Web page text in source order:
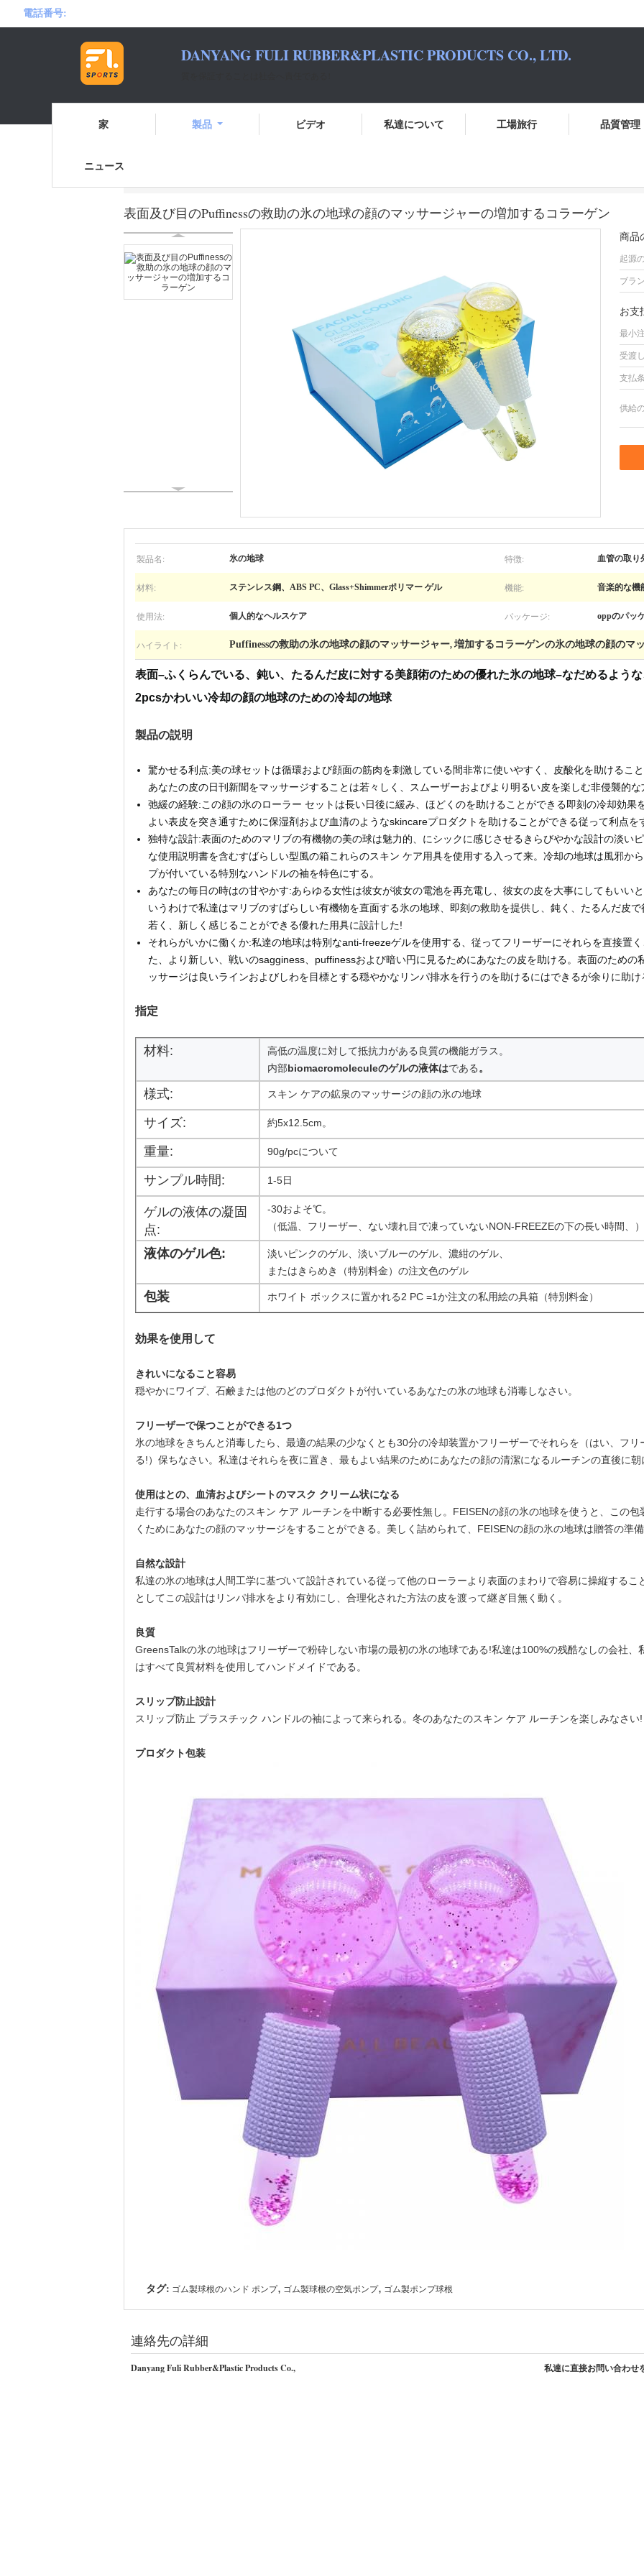
電話番号:
DANYANG FULI RUBBER&PLASTIC PRODUCTS CO., LTD.
家 製品 ビデオ 私達について 工場旅行 品質管理
ニュース
表面及び目のPuffinessの救助の氷の地球の顔のマッサージャーの増加するコラーゲン
商品
起源
ブラ
お支
最小
受渡
支払
供給
製品名: 氷の地球 特徴: 血管の取り
材料: ステンレス鋼、ABS PC、Glass+Shimmerポリマー ゲル 機能: 音楽的な機
使用法: 個人的なヘルスケア パッケージ: oppのパッ
ハイライト: Puffinessの救助の氷の地球の顔のマッサージャー, 増加するコラーゲンの氷の地球の顔のマ
表面–ふくらんでいる、鈍い、たるんだ皮に対する美顔術のための優れた氷の地球–なだめるよう
2pcsかわいい冷却の顔の地球のための冷却の地球
製品の説明
驚かせる利点:美の球セットは循環および顔面の筋肉を刺激している間非常に使いやすく、皮酸化を助けるこ
あなたの皮の日刊新聞をマッサージすることは若々しく、スムーザーおよびより明るい皮を楽しむ非侵襲的な
弛緩の経験:この顔の氷のローラー セットは長い日後に緩み、ほどくのを助けることができる即刻の冷却効果
よい表皮を突き通すために保湿剤および血清のようなskincareプロダクトを助けることができる従って利点を
独特な設計:表面のためのマリブの有機物の美の球は魅力的、にシックに感じさせるきらびやかな設計の淡い
な使用説明書を含むすばらしい型風の箱これらのスキン ケア用具を使用する入って来。冷却の地球は風邪か
プが付いている特別なハンドルの袖を特色にする。
あなたの毎日の時はの甘やかす:あらゆる女性は彼女が彼女の電池を再充電し、彼女の皮を大事にしてもいい
いうわけで私達はマリブのすばらしい有機物を直面する氷の地球、即刻の救助を提供し、鈍く、たるんだ皮
若く、新しく感じることができる優れた用具に設計した!
それらがいかに働くか:私達の地球は特別なanti-freezeゲルを使用する、従ってフリーザーにそれらを直接置
た、より新しい、戦いのsagginess、puffinessおよび暗い円に見るためにあなたの皮を助ける。表面のための
ッサージは良いラインおよびしわを目標とする穏やかなリンパ排水を行うのを助けるにはできるが余りに助け
指定
材料:
高低の温度に対して抵抗力がある良質の機能ガラス。
内部biomacromoleculeのゲルの液体はである。
様式: スキン ケアの鉱泉のマッサージの顔の氷の地球
サイズ: 約5x12.5cm。
重量: 90g/pcについて
サンプル時間: 1-5日
ゲルの液体の凝固
点:
-30およそ℃。
（低温、フリーザー、ない壊れ目で凍っていないNON-FREEZEの下の長い時間、）
液体のゲル色:
淡いピンクのゲル、淡いブルーのゲル、濃紺のゲル、
またはきらめき（特別料金）の注文色のゲル
包装 ホワイト ボックスに置かれる2 PC =1か注文の私用絵の具箱（特別料金）
効果を使用して
きれいになること容易
穏やかにワイプ、石鹸または他のどのプロダクトが付いているあなたの氷の地球も消毒しなさい。
フリーザーで保つことができる1つ
氷の地球をきちんと消毒したら、最適の結果の少なくとも30分の冷却装置かフリーザーでそれらを（はい、フ
る!）保ちなさい。私達はそれらを夜に置き、最もよい結果のためにあなたの顔の清潔になるルーチンの直後に
使用はとの、血清およびシートのマスク クリーム状になる
走行する場合のあなたのスキン ケア ルーチンを中断する必要性無し。FEISENの顔の氷の地球を使うと、この
くためにあなたの顔のマッサージをすることができる。美しく詰められて、FEISENの顔の氷の地球は贈答の準
自然な設計
私達の氷の地球は人間工学に基づいて設計されている従って他のローラーより表面のまわりで容易に操縦する
としてこの設計はリンパ排水をより有効にし、合理化された方法の皮を渡って継ぎ目無く動く。
良質
GreensTalkの氷の地球はフリーザーで粉砕しない市場の最初の氷の地球である!私達は100%の残酷なしの会社
はすべて良質材料を使用してハンドメイドである。
スリップ防止設計
スリップ防止 プラスチック ハンドルの袖によって来られる。冬のあなたのスキン ケア ルーチンを楽しみなさい!
プロダクト包装
タグ: ゴム製球根のハンド ポンプ, ゴム製球根の空気ポンプ, ゴム製ポンプ球根
連絡先の詳細
Danyang Fuli Rubber&Plastic Products Co.,
私達に直接お問い合わせ